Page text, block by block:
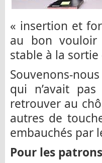
« insertion et
au bon vouloir
stable à la
Souvenons-
qui n’avait
retrouver au
autres de
embauchés par
Pour les